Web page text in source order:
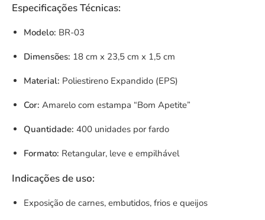
Especificações Técnicas:
Modelo: BR-03
Dimensões: 18 cm x 23,5 cm x 1,5 cm
Material: Poliestireno Expandido (EPS)
Cor: Amarelo com estampa “Bom Apetite”
Quantidade: 400 unidades por fardo
Formato: Retangular, leve e empilhável
Indicações de uso:
Exposição de carnes, embutidos, frios e queijos